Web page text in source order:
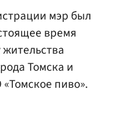
мэр был
время
Томска и
пиво».